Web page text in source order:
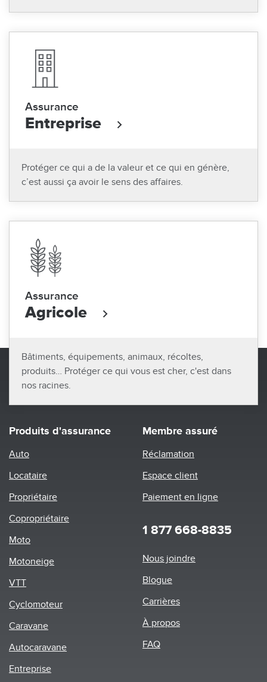
Assurance
Entreprise
Protéger ce qui a de la valeur et ce qui en génère,
c’est aussi ça avoir le sens des affaires.
Assurance
Agricole
Bâtiments, équipements, animaux, récoltes,
produits… Protéger ce qui vous est cher, c'est dans
nos racines.
Produits d'assurance
Auto
Locataire
Propriétaire
Copropriétaire
Moto
Motoneige
VTT
Cyclomoteur
Caravane
Autocaravane
Entreprise
Membre assuré
Réclamation
Espace client
Paiement en ligne
1 877 668-8835
Footer
Nous joindre
Blogue
Carrières
À propos
FAQ